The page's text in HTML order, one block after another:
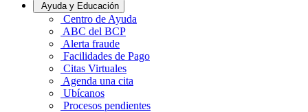
Ayuda y Educación
Centro de Ayuda
ABC del BCP
Alerta fraude
Facilidades de Pago
Citas Virtuales
Agenda una cita
Ubícanos
Procesos pendientes